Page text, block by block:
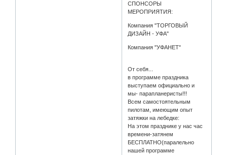
СПОНСОРЫ
МЕРОПРИЯТИЯ:
Компания "ТОРГОВЫЙ
ДИЗАЙН - УФА"
Компания "УФАНЕТ"
От себя...
в программе праздника
выступаем официально и
мы- парапланеристы!!!
Всем самостоятельным
пилотам, имеющим опыт
затяжки на лебедке:
На этом празднике у нас час
времени-затянем
БЕСПЛАТНО(паралельно
нашей программе